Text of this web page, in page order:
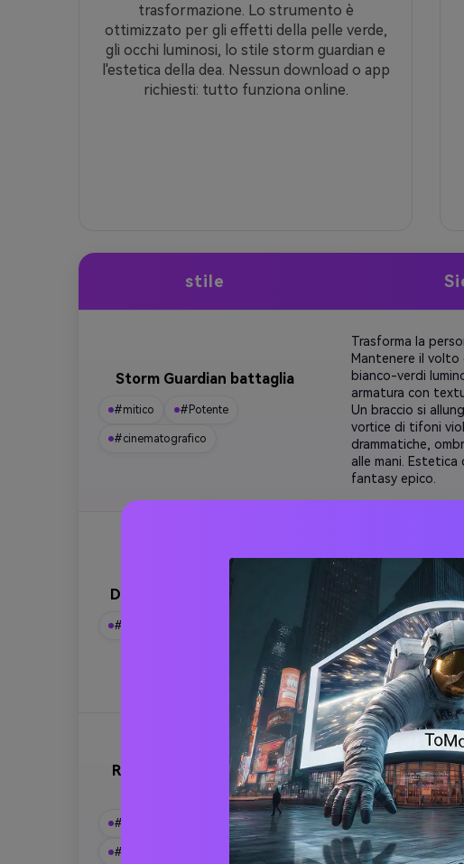
trasformazione. Lo strumento è
ottimizzato per gli effetti della pelle verde,
gli occhi luminosi, lo stile storm guardian e
l'estetica della dea. Nessun download o app
richiesti: tutto funziona online.
stile
Storm Guardian battaglia
#mitico #Potente
#cinematografico
Trasforma la
Mantenere il
bianco-verdi
armatura con
Un braccio si
vortice di tifoni
drammatiche,
alle mani.
fantasy epico.
Dea della Terra protettrice
#sereno #etereo
Mantieni invariato
morbida, occhi
Indossando
di terra. In piedi
pacificamente la
nebbia, particelle
Cinematografico,
protettrici.
Risveglio dello spirito della
montagna
#antico #elementare
#mistico
Trasforma la
Mantenere
muschio. Occhi
montagna sulle
montagne
divinità estetica,